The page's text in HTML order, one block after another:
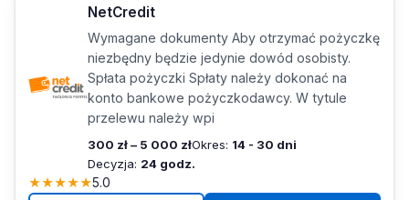
NetCredit
Wymagane dokumenty Aby otrzymać pożyczkę
niezbędny będzie jedynie dowód osobisty.
Spłata pożyczki Spłaty należy dokonać na
konto bankowe pożyczkodawcy. W tytule
przelewu należy wpi
300 zł – 5 000 złOkres: 14 - 30 dni
Decyzja: 24 godz.
★★★★★5.0